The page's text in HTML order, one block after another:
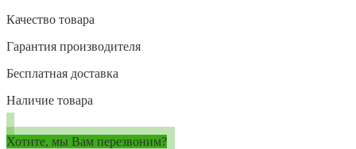
Качество товара
Гарантия производителя
Бесплатная доставка
Наличие товара
Хотите, мы Вам перезвоним?